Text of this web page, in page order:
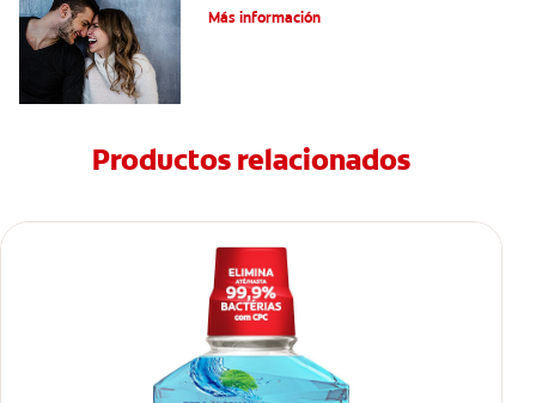
Oral?
Más información
Productos relacionados